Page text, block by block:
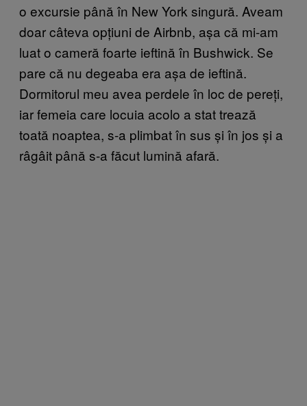
o excursie până în New York singură. Aveam
doar câteva opțiuni de Airbnb, așa că mi-am
luat o cameră foarte ieftină în Bushwick. Se
pare că nu degeaba era așa de ieftină.
Dormitorul meu avea perdele în loc de pereți,
iar femeia care locuia acolo a stat trează
toată noaptea, s-a plimbat în sus și în jos și a
râgâit până s-a făcut lumină afară.